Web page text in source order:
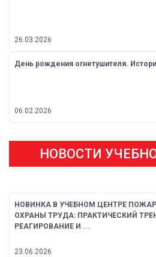
26.03.2026
День рождения огнетушителя.
06.02.2026
НОВОСТИ
НОВИНКА В УЧЕБНОМ ЦЕНТРЕ
ОХРАНЫ ТРУДА: ПРАКТИЧЕСКИЙ
РЕАГИРОВАНИЕ И ...
23.06.2026